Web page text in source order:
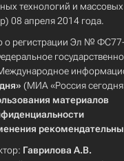
технологий и
08 апреля 2014 года.
о регистрации Эл №
(МИА «Россия
материалов
Гаврилова А.В.